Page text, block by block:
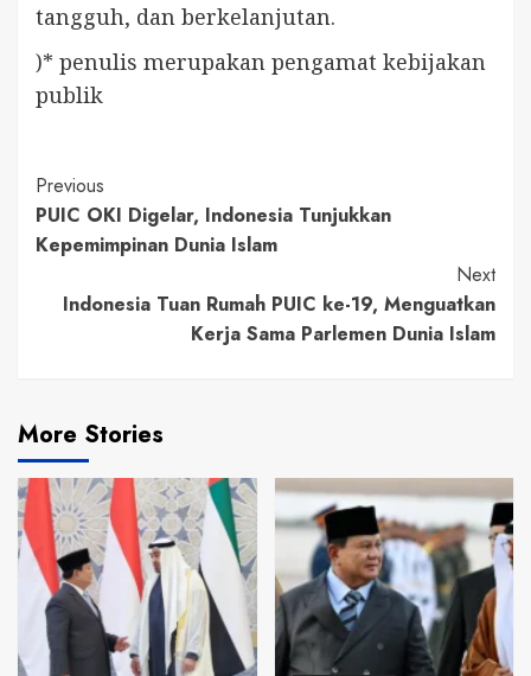
tangguh, dan berkelanjutan.
)* penulis merupakan pengamat kebijakan
publik
Continue
Reading
Previous
PUIC OKI Digelar, Indonesia Tunjukkan
Kepemimpinan Dunia Islam
Next
Indonesia Tuan Rumah PUIC ke-19, Menguatkan
Kerja Sama Parlemen Dunia Islam
More Stories